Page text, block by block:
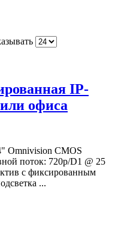
IP-
офиса
Omnivision CMOS
поток: 720p/D1 @ 25
с фиксированным
...